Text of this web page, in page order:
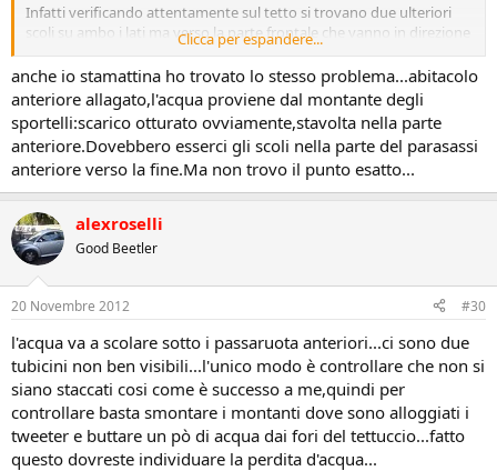
Infatti verificando attentamente sul tetto si trovano due ulteriori
scoli su ambo i lati ma verso la parte frontale che vanno in direzione
vano motore. Ho provato ad infilare un cavo pilota da elettricista e
dopo un po di strada, all'altezza dei montanti, si ferma e non capisco
dove dovrebbe uscire. Qualcuno sa darmi delle indicazioni?
Grazie
Clicca per espandere...
anche io stamattina ho trovato lo stesso problema...abitacolo
anteriore allagato,l'acqua proviene dal montante degli
sportelli:scarico otturato ovviamente,stavolta nella parte
anteriore.Dovebbero esserci gli scoli nella parte del parasassi
anteriore verso la fine.Ma non trovo il punto esatto...
alexroselli
Good Beetler
20 Novembre 2012 #30
l'acqua va a scolare sotto i passaruota anteriori...ci sono due
tubicini non ben visibili...l'unico modo è controllare che non si
siano staccati cosi come è successo a me,quindi per
controllare basta smontare i montanti dove sono alloggiati i
tweeter e buttare un pò di acqua dai fori del tettuccio...fatto
questo dovreste individuare la perdita d'acqua...